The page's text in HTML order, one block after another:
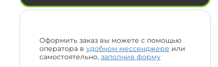
Оформить заказ вы можете с помощью
оператора в удобном мессенджере или
самостоятельно, заполнив форму